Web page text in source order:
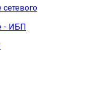
- ИБП